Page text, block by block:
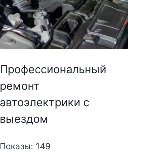
Профессиональный
ремонт
автоэлектрики с
выездом
Показы: 149